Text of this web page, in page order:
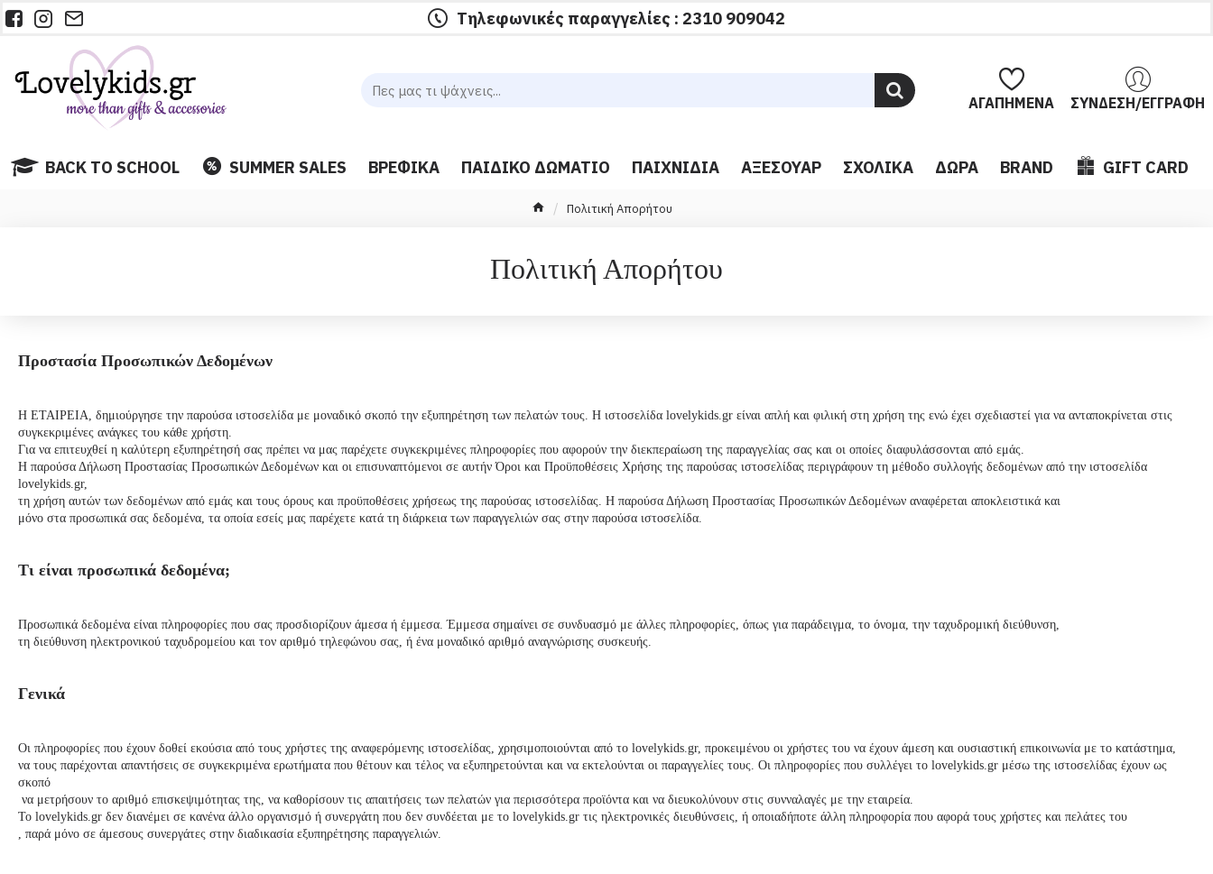
Τηλεφωνικές παραγγελίες : 2310 909042
ΑΓΑΠΗΜΈΝΑ ΣΎΝΔΕΣΗ/ΕΓΓΡΑΦΉ
BACK TO SCHOOL SUMMER SALES ΒΡΕΦΙΚΆ ΠΑΙΔΙΚΌ ΔΩΜΆΤΙΟ ΠΑΙΧΝΊΔΙΑ ΑΞΕΣΟΥΆΡ ΣΧΟΛΙΚΆ ΔΏΡΑ BRAND GIFT CARD
Πολιτική Απορήτου
Πολιτική Απορήτου
Προστασία Προσωπικών Δεδομένων
H ΕΤΑΙΡΕΙΑ, δημιούργησε την παρούσα ιστοσελίδα με μοναδικό σκοπό την εξυπηρέτηση των πελατών τους. Η ιστοσελίδα lovelykids.gr είναι απλή και φιλική στη χρήση της ενώ έχει σχεδιαστεί για να ανταποκρίνεται στις
συγκεκριμένες ανάγκες του κάθε χρήστη.
Για να επιτευχθεί η καλύτερη εξυπηρέτησή σας πρέπει να μας παρέχετε συγκεκριμένες πληροφορίες που αφορούν την διεκπεραίωση της παραγγελίας σας και οι οποίες διαφυλάσσονται από εμάς.
Η παρούσα Δήλωση Προστασίας Προσωπικών Δεδομένων και οι επισυναπτόμενοι σε αυτήν Όροι και Προϋποθέσεις Χρήσης της παρούσας ιστοσελίδας περιγράφουν τη μέθοδο συλλογής δεδομένων από την ιστοσελίδα
lovelykids.gr,
τη χρήση αυτών των δεδομένων από εμάς και τους όρους και προϋποθέσεις χρήσεως της παρούσας ιστοσελίδας. Η παρούσα Δήλωση Προστασίας Προσωπικών Δεδομένων αναφέρεται αποκλειστικά και
μόνο στα προσωπικά σας δεδομένα, τα οποία εσείς μας παρέχετε κατά τη διάρκεια των παραγγελιών σας στην παρούσα ιστοσελίδα.
Τι είναι προσωπικά δεδομένα;
Προσωπικά δεδομένα είναι πληροφορίες που σας προσδιορίζουν άμεσα ή έμμεσα. Έμμεσα σημαίνει σε συνδυασμό με άλλες πληροφορίες, όπως για παράδειγμα, το όνομα, την ταχυδρομική διεύθυνση,
τη διεύθυνση ηλεκτρονικού ταχυδρομείου και τον αριθμό τηλεφώνου σας, ή ένα μοναδικό αριθμό αναγνώρισης συσκευής.
Γενικά
Οι πληροφορίες που έχουν δοθεί εκούσια από τους χρήστες της αναφερόμενης ιστοσελίδας, χρησιμοποιούνται από το lovelykids.gr, προκειμένου οι χρήστες του να έχουν άμεση και ουσιαστική επικοινωνία με το κατάστημα,
να τους παρέχονται απαντήσεις σε συγκεκριμένα ερωτήματα που θέτουν και τέλος να εξυπηρετούνται και να εκτελούνται οι παραγγελίες τους. Οι πληροφορίες που συλλέγει το lovelykids.gr μέσω της ιστοσελίδας έχουν ως
σκοπό
να μετρήσουν το αριθμό επισκεψιμότητας της, να καθορίσουν τις απαιτήσεις των πελατών για περισσότερα προϊόντα και να διευκολύνουν στις συνναλαγές με την εταιρεία.
Το lovelykids.gr δεν διανέμει σε κανένα άλλο οργανισμό ή συνεργάτη που δεν συνδέεται με το lovelykids.gr τις ηλεκτρονικές διευθύνσεις, ή οποιαδήποτε άλλη πληροφορία που αφορά τους χρήστες και πελάτες του
, παρά μόνο σε άμεσους συνεργάτες στην διαδικασία εξυπηρέτησης παραγγελιών.